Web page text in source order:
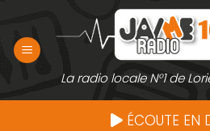
contenu
La radio locale N°1 de
ÉCOUTE EN